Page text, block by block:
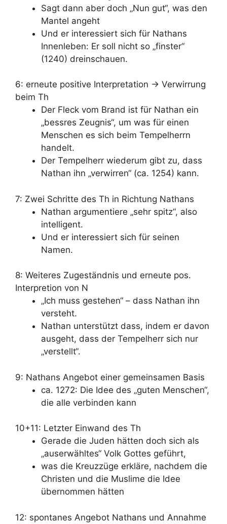
Sagt dann aber doch „Nun gut“, was den
Mantel angeht
Und er interessiert sich für Nathans
Innenleben: Er soll nicht so „finster“
(1240) dreinschauen.
6: erneute positive Interpretation -> Verwirrung
beim Th
Der Fleck vom Brand ist für Nathan ein
„bessres Zeugnis“, um was für einen
Menschen es sich beim Tempelherrn
handelt.
Der Tempelherr wiederum gibt zu, dass
Nathan ihn „verwirren“ (ca. 1254) kann.
7: Zwei Schritte des Th in Richtung Nathans
Nathan argumentiere „sehr spitz“, also
intelligent.
Und er interessiert sich für seinen
Namen.
8: Weiteres Zugeständnis und erneute pos.
Interpretion von N
„Ich muss gestehen“ – dass Nathan ihn
versteht.
Nathan unterstützt dass, indem er davon
ausgeht, dass der Tempelherr sich nur
„verstellt“.
9: Nathans Angebot einer gemeinsamen Basis
ca. 1272: Die Idee des „guten Menschen“,
die alle verbinden kann
10+11: Letzter Einwand des Th
Gerade die Juden hätten doch sich als
„auserwähltes“ Volk Gottes geführt,
was die Kreuzzüge erkläre, nachdem die
Christen und die Muslime die Idee
übernommen hätten
12: spontanes Angebot Nathans und Annahme